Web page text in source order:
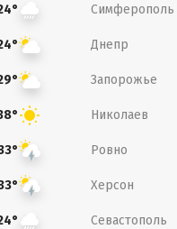
Симферополь
Днепр
Запорожье
Николаев
Ровно
Херсон
Севастополь